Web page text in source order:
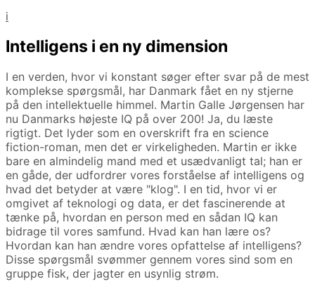
i
Intelligens i en ny dimension
I en verden, hvor vi konstant søger efter svar på de mest
komplekse spørgsmål, har Danmark fået en ny stjerne
på den intellektuelle himmel. Martin Galle Jørgensen har
nu Danmarks højeste IQ på over 200! Ja, du læste
rigtigt. Det lyder som en overskrift fra en science
fiction-roman, men det er virkeligheden. Martin er ikke
bare en almindelig mand med et usædvanligt tal; han er
en gåde, der udfordrer vores forståelse af intelligens og
hvad det betyder at være "klog". I en tid, hvor vi er
omgivet af teknologi og data, er det fascinerende at
tænke på, hvordan en person med en sådan IQ kan
bidrage til vores samfund. Hvad kan han lære os?
Hvordan kan han ændre vores opfattelse af intelligens?
Disse spørgsmål svømmer gennem vores sind som en
gruppe fisk, der jagter en usynlig strøm.